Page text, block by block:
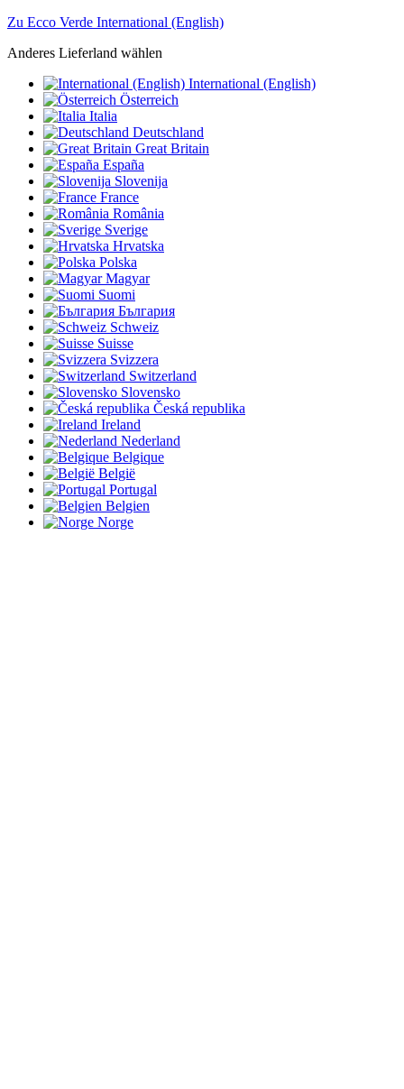
Zu Ecco Verde International (English)
Anderes Lieferland wählen
International (English)
Österreich
Italia
Deutschland
Great Britain
España
Slovenija
France
România
Sverige
Hrvatska
Polska
Magyar
Suomi
България
Schweiz
Suisse
Svizzera
Switzerland
Slovensko
Česká republika
Ireland
Nederland
Belgique
België
Portugal
Belgien
Norge